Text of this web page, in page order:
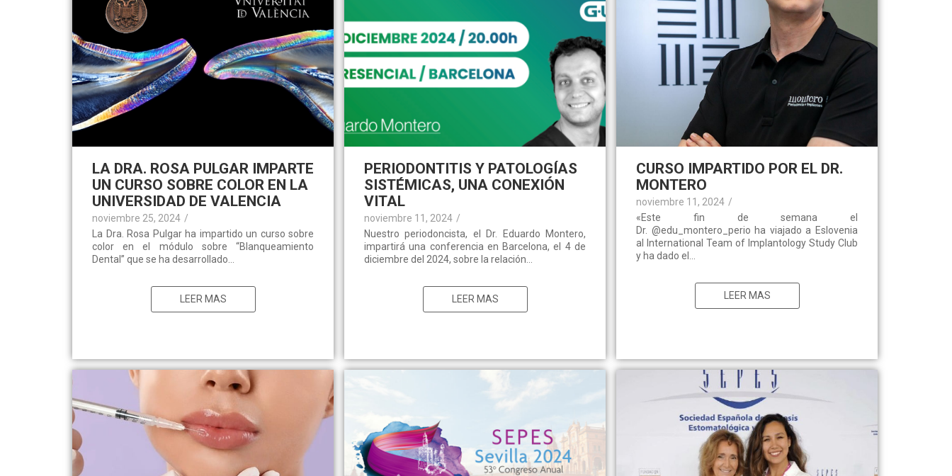
LA DRA. ROSA PULGAR IMPARTE
UN CURSO SOBRE COLOR EN LA
UNIVERSIDAD DE VALENCIA
noviembre 25, 2024 /
La Dra. Rosa Pulgar ha impartido un curso sobre
color en el módulo sobre “Blanqueamiento
Dental” que se ha desarrollado...
LEER MAS
PERIODONTITIS Y PATOLOGÍAS
SISTÉMICAS, UNA CONEXIÓN
VITAL
noviembre 11, 2024 /
Nuestro periodoncista, el Dr. Eduardo Montero,
impartirá una conferencia en Barcelona, el 4 de
diciembre del 2024, sobre la relación...
LEER MAS
CURSO IMPARTIDO POR EL DR.
MONTERO
noviembre 11, 2024 /
«Este fin de semana el
Dr. @edu_montero_perio ha viajado a Eslovenia
al International Team of Implantology Study Club
y ha dado el...
LEER MAS